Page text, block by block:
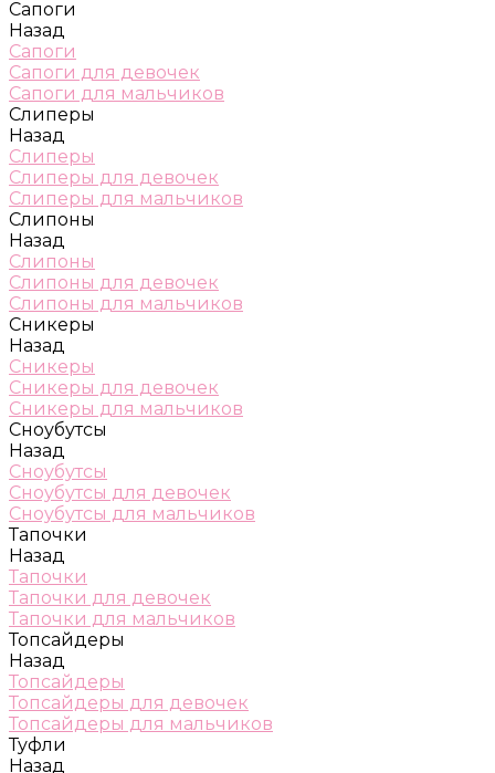
Сапоги
Назад
Сапоги
Сапоги для девочек
Сапоги для мальчиков
Слиперы
Назад
Слиперы
Слиперы для девочек
Слиперы для мальчиков
Слипоны
Назад
Слипоны
Слипоны для девочек
Слипоны для мальчиков
Сникеры
Назад
Сникеры
Сникеры для девочек
Сникеры для мальчиков
Сноубутсы
Назад
Сноубутсы
Сноубутсы для девочек
Сноубутсы для мальчиков
Тапочки
Назад
Тапочки
Тапочки для девочек
Тапочки для мальчиков
Топсайдеры
Назад
Топсайдеры
Топсайдеры для девочек
Топсайдеры для мальчиков
Туфли
Назад